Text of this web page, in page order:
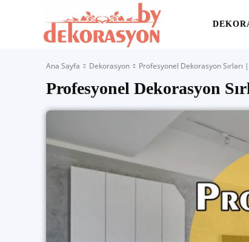
Alanınıza
İlham
Ana Sayfa Dekorasyon Profesyonel Dekorasyon Sırları
Profesyonel Dekorasyon